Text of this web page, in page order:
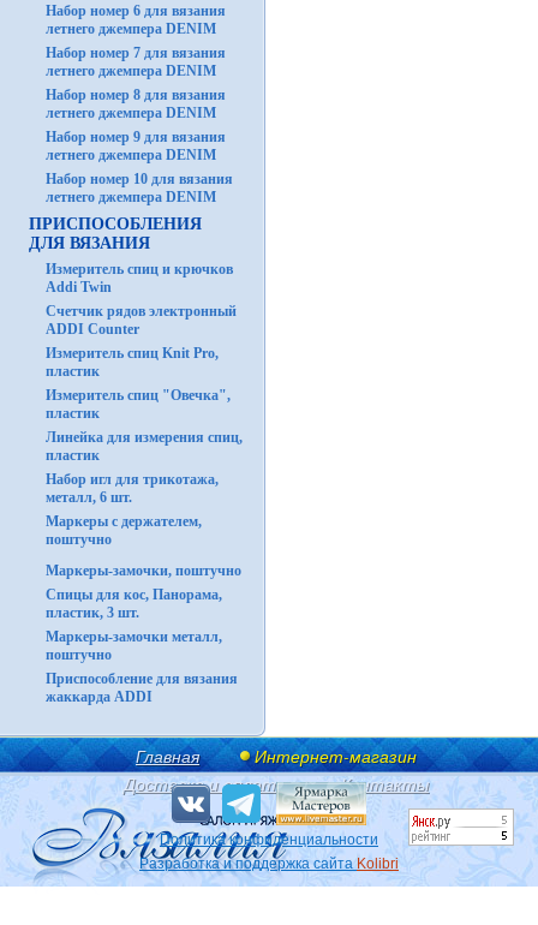
Набор номер 6 для вязания
летнего джемпера DENIM
Набор номер 7 для вязания
летнего джемпера DENIM
Набор номер 8 для вязания
летнего джемпера DENIM
Набор номер 9 для вязания
летнего джемпера DENIM
Набор номер 10 для вязания
летнего джемпера DENIM
ПРИСПОСОБЛЕНИЯ
ДЛЯ ВЯЗАНИЯ
Измеритель спиц и крючков
Addi Twin
Счетчик рядов электронный
ADDI Counter
Измеритель спиц Knit Pro,
пластик
Измеритель спиц "Овечка",
пластик
Линейка для измерения спиц,
пластик
Набор игл для трикотажа,
металл, 6 шт.
Маркеры с держателем,
поштучно
Маркеры-замочки, поштучно
Спицы для кос, Панорама,
пластик, 3 шт.
Маркеры-замочки металл,
поштучно
Приспособление для вязания
жаккарда ADDI
Главная
Интернет-магазин
Доставка и оплата
Контакты
Политика конфиденциальности
Разработка и поддержка сайта Kolibri